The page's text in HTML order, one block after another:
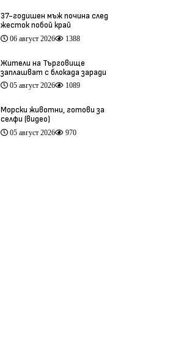
37-годишен мъж почина след
жесток побой край
Младежкия хълм в Пловдив
(видео)
06 август 2026 1388
Жители на Търговище
заплашват с блокада заради
опасен участък на пътя
София–Варна (видео)
05 август 2026 1089
Морски животни, готови за
селфи (видео)
05 август 2026 970